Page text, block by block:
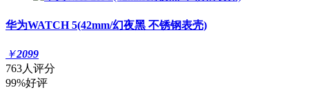
华为WATCH 5(42mm/幻夜黑 不锈钢表壳)
￥2099
763人评分
99%好评